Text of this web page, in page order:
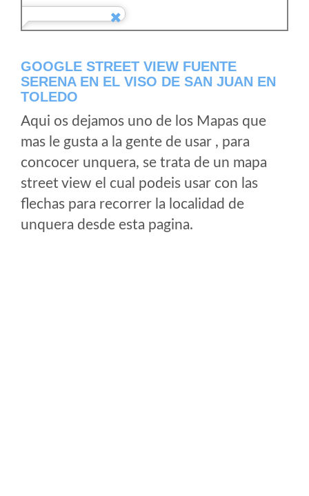
GOOGLE STREET VIEW FUENTE
SERENA EN EL VISO DE SAN JUAN EN
TOLEDO
Aqui os dejamos uno de los Mapas que
mas le gusta a la gente de usar , para
concocer unquera, se trata de un mapa
street view el cual podeis usar con las
flechas para recorrer la localidad de
unquera desde esta pagina.